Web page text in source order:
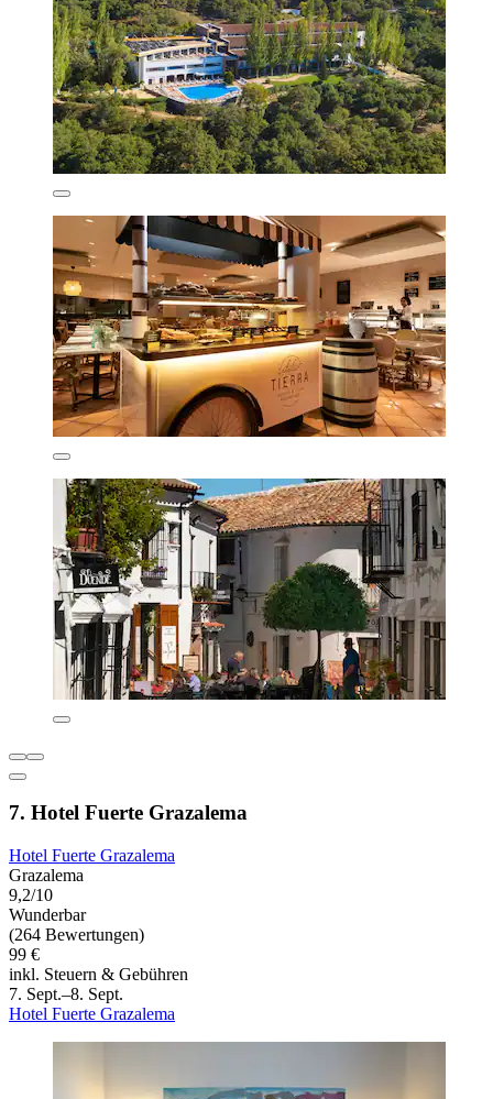
7. Hotel Fuerte Grazalema
Hotel Fuerte Grazalema
Grazalema
9,2/10
Wunderbar
(264 Bewertungen)
99 €
inkl. Steuern & Gebühren
7. Sept.–8. Sept.
Hotel Fuerte Grazalema